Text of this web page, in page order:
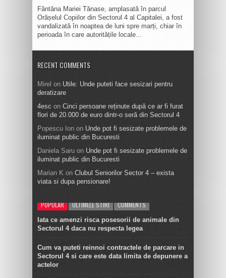
Fântâna Mariei Tănase, amplasată în parcul
Orășelul Copiilor din Sectorul 4 al Capitalei, a fost
vandalizată în noaptea de luni spre marți, chiar în
perioada în care autoritățile locale...
RECENT COMMENTS
Mirel on Utile: Unde puteti face sesizari pentru
deratizare
4esc on Cinci persoane reținute după ce ar fi furat
flori de 20.000 de euro dintr-o seră din Sectorul 4
Popescu Ion on Unde pot fi sesizate problemele de
iluminat public din Bucuresti
Daniela Saru on Unde pot fi sesizate problemele de
iluminat public din Bucuresti
Marian K on Clubul Seniorilor Sector 4 – exista
viata si dupa pensionare!
POPULAR ULTIMELE STIRI COMMENTS
Iata ce amenzi risca posesorii de animale din
Sectorul 4 daca nu respecta legea
Cum va puteti reinnoi contractele de parcare in
Sectorul 4 si care este data limita de depunere a
actelor